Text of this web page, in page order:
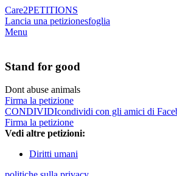
Care2PETITIONS
Lancia una petizionesfoglia
Menu
Stand for good
Dont abuse animals
Firma la petizione
CONDIVIDIcondividi con gli amici di
Firma la petizione
Vedi altre petizioni:
Diritti umani